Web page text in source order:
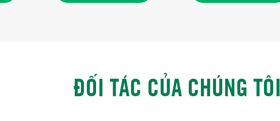
ĐỐI TÁC CỦA CHÚNG TÔI